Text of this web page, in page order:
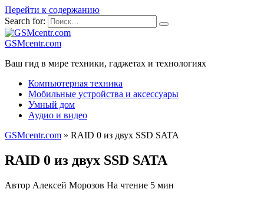
Перейти к содержанию
Search for:
GSMcentr.com
Ваш гид в мире техники, гаджетах и технологиях
Компьютерная техника
Мобильные устройства и аксессуары
Умный дом
Аудио и видео
GSMcentr.com » RAID 0 из двух SSD SATA
RAID 0 из двух SSD SATA
Автор Алексей Морозов На чтение 5 мин